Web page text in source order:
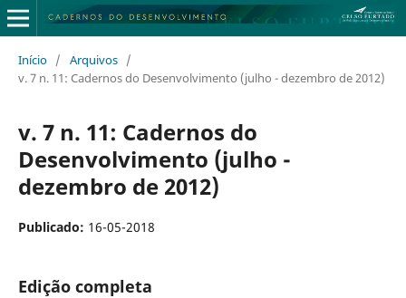
Início / Arquivos /
v. 7 n. 11: Cadernos do Desenvolvimento (julho - dezembro de 2012)
v. 7 n. 11: Cadernos do
Desenvolvimento (julho -
dezembro de 2012)
Publicado: 16-05-2018
Edição completa